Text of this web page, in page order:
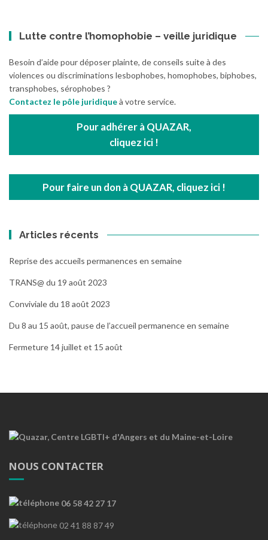
Lutte contre l’homophobie – veille juridique
Besoin d’aide pour déposer plainte, de conseils suite à des
violences ou discriminations lesbophobes, homophobes, biphobes,
transphobes, sérophobes ?
Contactez le pôle juridiqueà votre service.
Pour adhérer à QUAZAR,
cliquez ici !
Pour faire un don à QUAZAR, cliquez ici !
Articles récents
Reprise des accueils permanences en semaine
TRANS@ du 19 août 2023
Conviviale du 18 août 2023
Du 8 au 15 août, pause de l’accueil permanence en semaine
Fermeture 14 juillet et 15 août
NOUS CONTACTER
06 58 42 27 17
02 41 88 87 49